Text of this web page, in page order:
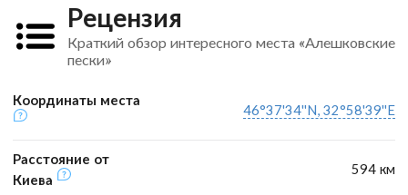
Рецензия
Краткий обзор интересного места «Алешковские
пески»
Координаты места
46°37'34''N, 32°58'39''E
Расстояние от
Киева
594 км